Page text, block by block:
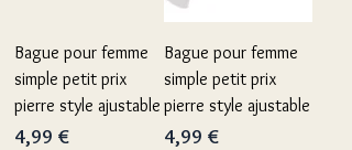
Bague pour femme
simple petit prix
pierre style ajustable
Prix
4,99 €
Bague pour femme
simple petit prix
pierre style ajustable
Prix
4,99 €